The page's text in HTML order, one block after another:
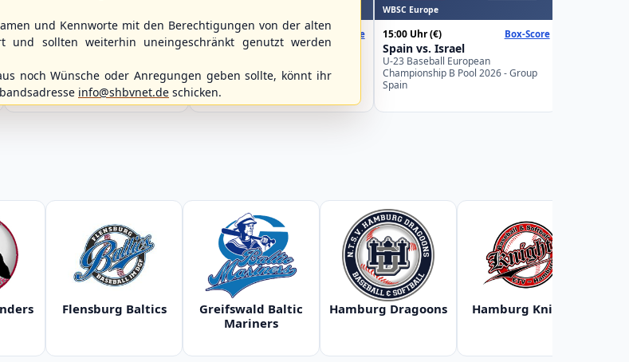
12:00 Uhr
Braunschweig 89ers
2. Baseball-Bundesliga Nordost
12:00 Uhr(€) Box-Score
Belgium vs. Poland
Championship B Pool 2026 - Group
Germany
WBSC Europe
15:00 Uhr(€) Box-Score
Spain vs. Israel
U-23 Baseball European
Championship B Pool 2026 - Group
Spain
Flensburg Baltics
Greifswald Baltic
Mariners
Hamburg Dragoons Hamburg Knights
und Kennworte mit den Berechtigungen von der alten
und sollten weiterhin uneingeschränkt genutzt werden
noch Wünsche oder Anregungen geben sollte, könnt ihr
info@shbvnet.de schicken.